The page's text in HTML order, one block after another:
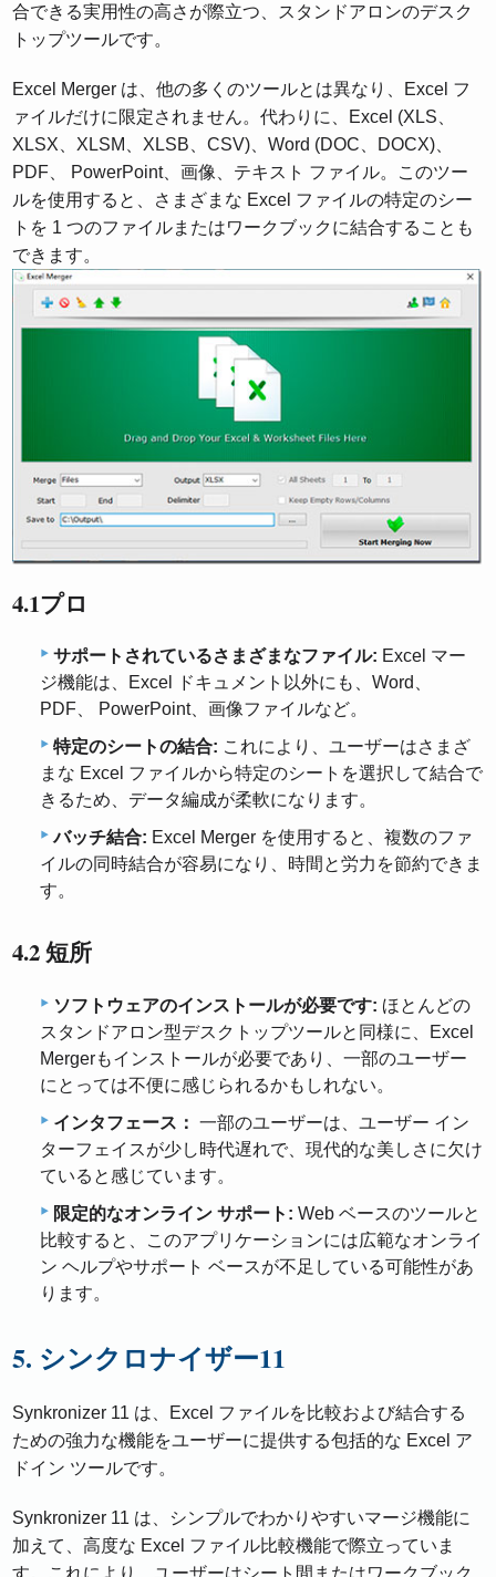
合できる実用性の高さが際立つ、スタンドアロンのデスク
トップツールです。
Excel Merger は、他の多くのツールとは異なり、Excel フ
ァイルだけに限定されません。代わりに、Excel (XLS、
XLSX、XLSM、XLSB、CSV)、Word (DOC、DOCX)、
PDF、 PowerPoint、画像、テキスト ファイル。このツー
ルを使用すると、さまざまな Excel ファイルの特定のシー
トを 1 つのファイルまたはワークブックに結合することも
できます。
4.1プロ
サポートされているさまざまなファイル: Excel マー
ジ機能は、Excel ドキュメント以外にも、Word、
PDF、 PowerPoint、画像ファイルなど。
特定のシートの結合: これにより、ユーザーはさまざ
まな Excel ファイルから特定のシートを選択して結合で
きるため、データ編成が柔軟になります。
バッチ結合: Excel Merger を使用すると、複数のファ
イルの同時結合が容易になり、時間と労力を節約できま
す。
4.2 短所
ソフトウェアのインストールが必要です: ほとんどの
スタンドアロン型デスクトップツールと同様に、Excel
Mergerもインストールが必要であり、一部のユーザー
にとっては不便に感じられるかもしれない。
インタフェース： 一部のユーザーは、ユーザー イン
ターフェイスが少し時代遅れで、現代的な美しさに欠け
ていると感じています。
限定的なオンライン サポート: Web ベースのツールと
比較すると、このアプリケーションには広範なオンライ
ン ヘルプやサポート ベースが不足している可能性があ
ります。
5. シンクロナイザー11
Synkronizer 11 は、Excel ファイルを比較および結合する
ための強力な機能をユーザーに提供する包括的な Excel ア
ドイン ツールです。
Synkronizer 11 は、シンプルでわかりやすいマージ機能に
加えて、高度な Excel ファイル比較機能で際立っていま
す。これにより、ユーザーはシート間またはワークブック